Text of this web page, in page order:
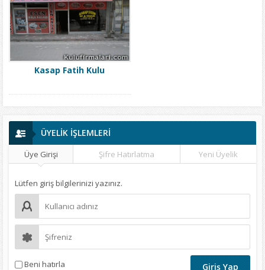
Kasap Fatih Kulu
ÜYELİK İŞLEMLERİ
Üye Girişi Şifre Hatırlatma Yeni Üyelik
Lütfen giriş bilgilerinizi yazınız.
Beni hatırla